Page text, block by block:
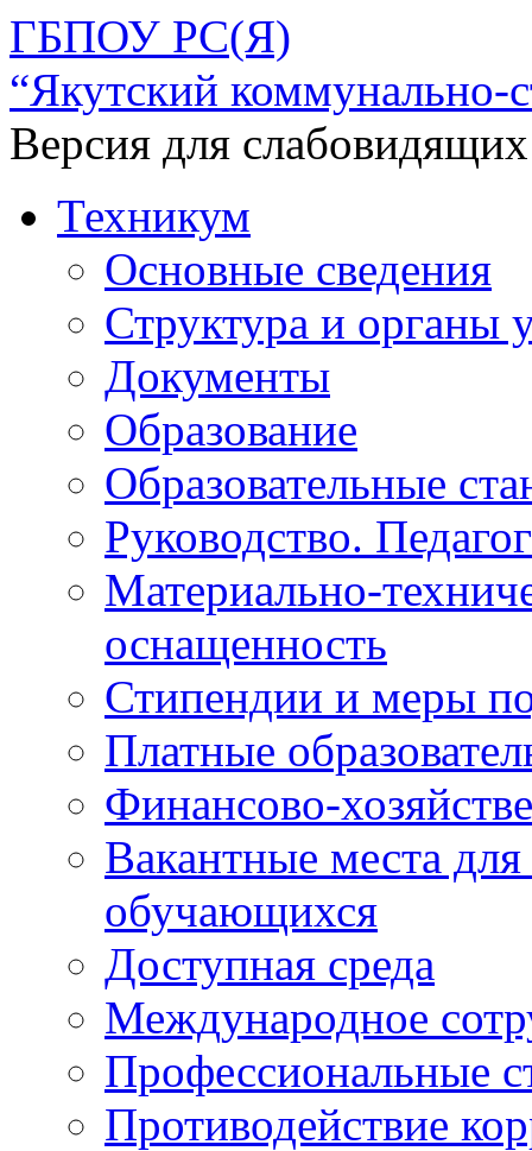
ГБПОУ РС(Я)
“Якутский коммунально-
Версия для слабовидящих
Техникум
Основные сведения
Структура и органы
Документы
Образование
Образовательные
Руководство.
Материально-
оснащенность
Стипендии и меры
Платные
Финансово-
Вакантные места
обучающихся
Доступная среда
Международное
Профессиональные
Противодействие